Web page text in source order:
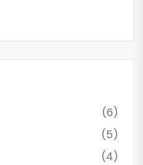
(6)
(5)
(4)